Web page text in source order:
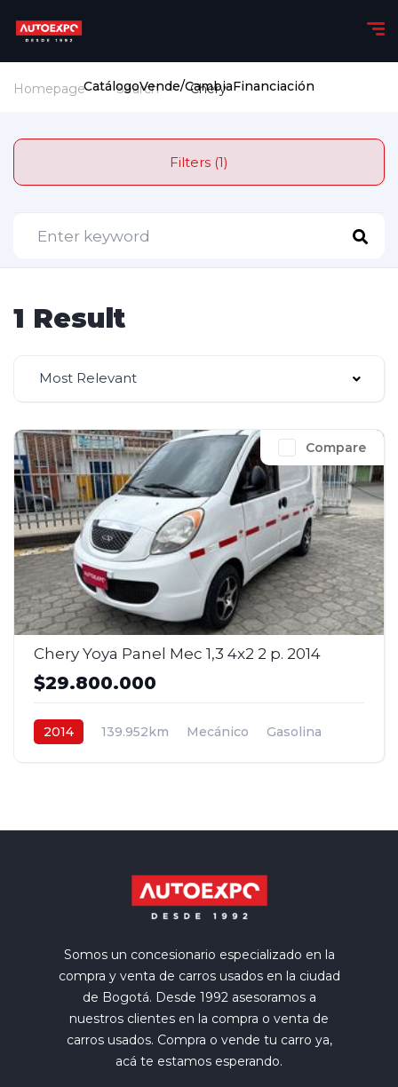
CatálogoVende/CambiaFinanciación
Homepage Search Chery
Filters (1)
1 Result
Most Relevant
Compare
Chery Yoya Panel Mec 1,3 4x2 2 p. 2014
$29.800.000
2014 139.952km Mecánico
Gasolina
Somos un concesionario especializado en la
compra y venta de carros usados en la ciudad
de Bogotá. Desde 1992 asesoramos a
nuestros clientes en la compra o venta de
carros usados. Compra o vende tu carro ya,
acá te estamos esperando.